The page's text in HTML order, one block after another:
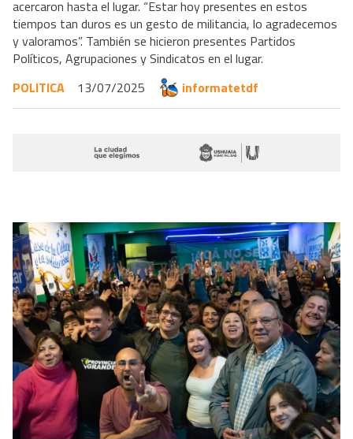
acercaron hasta el lugar. “Estar hoy presentes en estos
tiempos tan duros es un gesto de militancia, lo agradecemos
y valoramos”. También se hicieron presentes Partidos
Políticos, Agrupaciones y Sindicatos en el lugar.
POLITICA
13/07/2025 informatetdf